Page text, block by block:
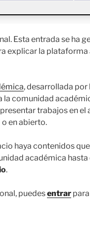
Esta entrada se ha
explicar la
, desarrollada por
la comunidad
trabajos en el
en abierto.
haya contenidos
académica hasta
.
puedesentrar